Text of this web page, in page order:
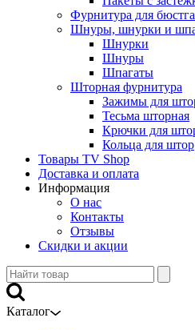
Фурнитура для
Шнуры, шнурки и
Шнурки
Шнуры
Шпагаты
Шторная фурнитура
Зажимы для
Тесьма шторная
Крючки для
Кольца для штор
Товары TV Shop
Доставка и оплата
Информация
О нас
Контакты
Отзывы
Скидки и акции
Каталог